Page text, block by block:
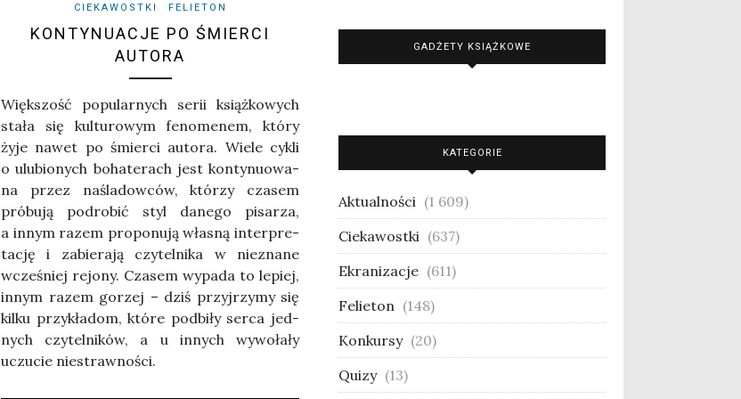
CIEKAWOSTKI FELIETON
KONTYNUACJE PO ŚMIERCI
AUTORA
Więk­szość popu­lar­nych serii książ­ko­wych
sta­ła się kul­tu­ro­wym feno­me­nem, któ­ry
żyje nawet po śmier­ci auto­ra. Wie­le cykli
o ulu­bio­nych boha­te­rach jest kon­ty­nu­owa­
na przez naśla­dow­ców, któ­rzy cza­sem
pró­bu­ją pod­ro­bić styl dane­go pisa­rza,
a innym razem pro­po­nu­ją wła­sną inter­pre­
ta­cję i zabie­ra­ją czy­tel­ni­ka w nie­zna­ne
wcze­śniej rejo­ny. Cza­sem wypa­da to lepiej,
innym razem gorzej – dziś przyj­rzy­my się
kil­ku przy­kła­dom, któ­re pod­bi­ły ser­ca jed­
nych czy­tel­ni­ków, a u innych wywo­ła­ły
uczu­cie niestrawności.
GADŻETY KSIĄŻKOWE
KATEGORIE
Aktualności (1 609)
Ciekawostki (637)
Ekranizacje (611)
Felieton (148)
Konkursy (20)
Quizy (13)